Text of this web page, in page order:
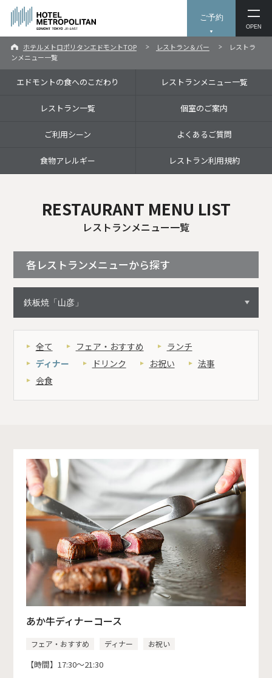
ご予約
OPEN
ホテルメトロポリタンエドモントTOP レストラン＆バー
レストラ
ンメニュー一覧
エドモントの食へのこだわり レストランメニュー一覧
レストラン一覧 個室のご案内
ご利用シーン よくあるご質問
食物アレルギー レストラン利用規約
RESTAURANT MENU LIST
レストランメニュー一覧
各レストランメニューから探す
全て フェア・おすすめ
ランチ
ディナー
ドリンク お祝い
法事
会食
あか牛ディナーコース
フェア・おすすめ ディナー お祝い
【時間】17:30～21:30